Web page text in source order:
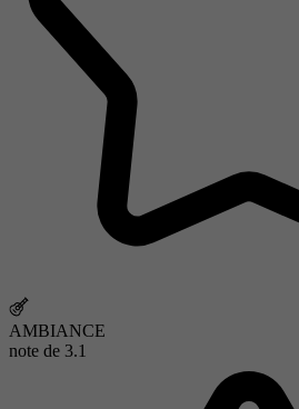
AMBIANCE
note de 3.1